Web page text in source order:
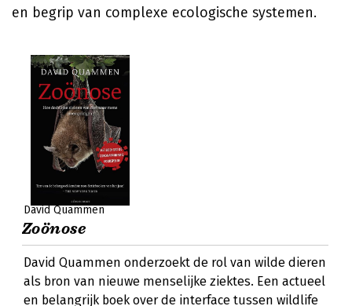
en begrip van complexe ecologische systemen.
David Quammen
Zoönose
David Quammen onderzoekt de rol van wilde dieren
als bron van nieuwe menselijke ziektes. Een actueel
en belangrijk boek over de interface tussen wildlife